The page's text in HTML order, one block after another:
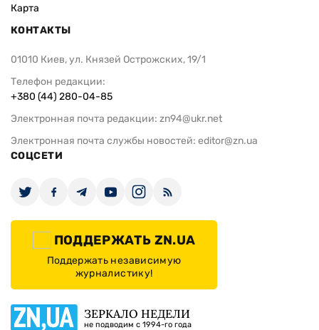
Карта
КОНТАКТЫ
01010 Киев, ул. Князей Острожских, 19/1
Телефон редакции:
+380 (44) 280-04-85
Электронная почта редакции: zn94@ukr.net
Электронная почта службы новостей: editor@zn.ua
СОЦСЕТИ
ПОДДЕРЖАТЬ ZN.UA
Поддержать независимую
журналистику!
ЗЕРКАЛО НЕДЕЛИ
не подводим с 1994-го года